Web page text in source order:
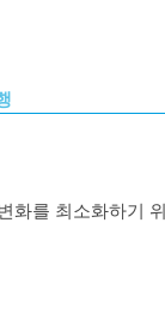
화를 최소화하기